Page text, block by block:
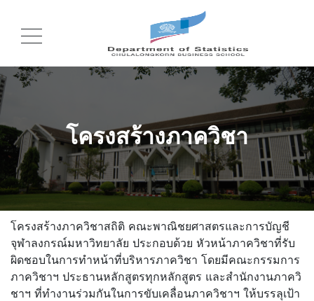
โครงสร้างภาควิชา
โครงสร้างภาควิชาสถิติ คณะพาณิชยศาสตรและการบัญชี
จุฬาลงกรณ์มหาวิทยาลัย ประกอบด้วย หัวหน้าภาควิชาที่รับ
ผิดชอบในการทำหน้าที่บริหารภาควิชา โดยมีคณะกรรมการ
ภาควิชาฯ ประธานหลักสูตรทุกหลักสูตร และสำนักงานภาควิ
ชาฯ ที่ทำงานร่วมกันในการขับเคลื่อนภาควิชาฯ ให้บรรลุเป้า